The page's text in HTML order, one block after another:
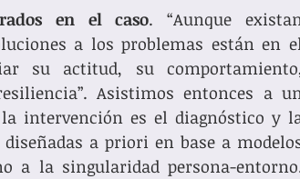
en el caso. “Aunque
a los problemas están en
su actitud, su
Asistimos entonces a
intervención es el diagnóstico y
a priori en base a
a la singularidad persona-